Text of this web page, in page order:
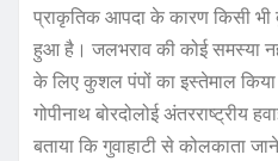
प्राकृतिक आपदा के कारण किसी भी
हुआ है। जलभराव की कोई समस्या
के लिए कुशल पंपों का इस्तेमाल
गोपीनाथ बोरदोलोई अंतरराष्ट्रीय
बताया कि गुवाहाटी से कोलकाता